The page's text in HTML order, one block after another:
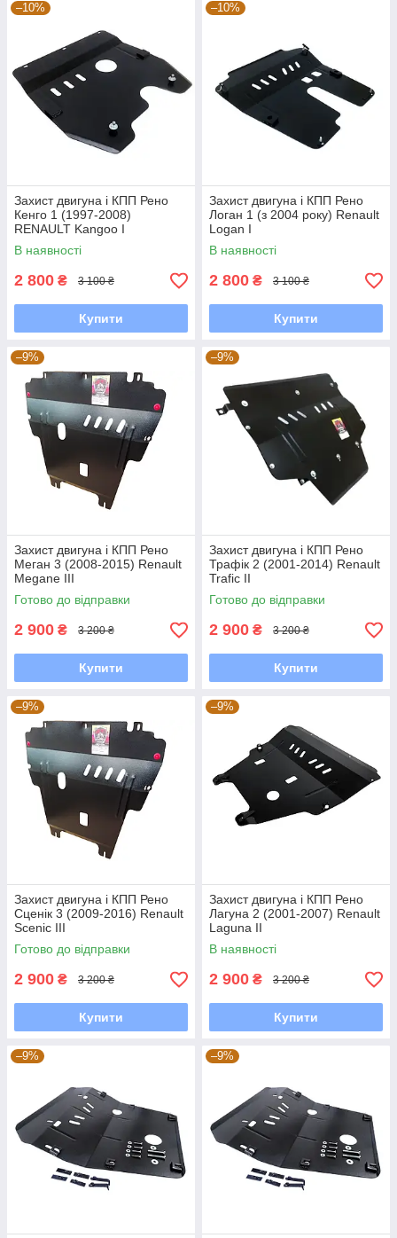
–10%
Захист двигуна і КПП Рено
Кенго 1 (1997-2008)
RENAULT Kangoo I
В наявності
2 800 ₴ 3 100 ₴
Купити
–10%
Захист двигуна і КПП Рено
Логан 1 (з 2004 року) Renault
Logan I
В наявності
2 800 ₴ 3 100 ₴
Купити
–9%
Захист двигуна і КПП Рено
Меган 3 (2008-2015) Renault
Megane III
Готово до відправки
2 900 ₴ 3 200 ₴
Купити
–9%
Захист двигуна і КПП Рено
Трафік 2 (2001-2014) Renault
Trafic II
Готово до відправки
2 900 ₴ 3 200 ₴
Купити
–9%
Захист двигуна і КПП Рено
Сценік 3 (2009-2016) Renault
Scenic III
Готово до відправки
2 900 ₴ 3 200 ₴
Купити
–9%
Захист двигуна і КПП Рено
Лагуна 2 (2001-2007) Renault
Laguna II
В наявності
2 900 ₴ 3 200 ₴
Купити
–9% –9%